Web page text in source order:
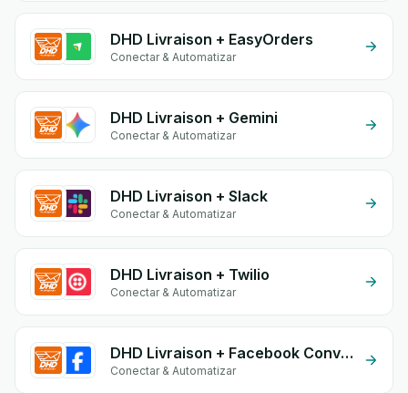
DHD Livraison + EasyOrders
Conectar & Automatizar
DHD Livraison + Gemini
Conectar & Automatizar
DHD Livraison + Slack
Conectar & Automatizar
DHD Livraison + Twilio
Conectar & Automatizar
DHD Livraison + Facebook Conversion API (CAPI)
Conectar & Automatizar